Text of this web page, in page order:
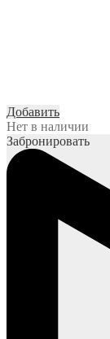
Добавить
Нет в наличии
Забронировать